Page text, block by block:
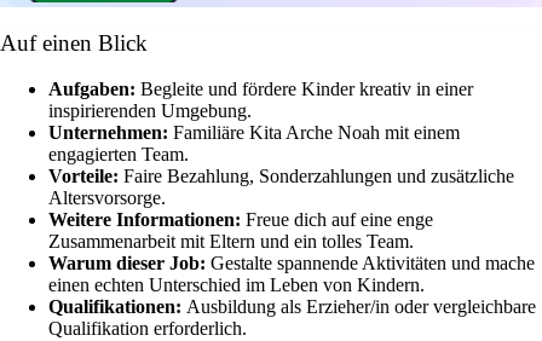
Auf einen Blick
Aufgaben: Begleite und fördere Kinder kreativ in einer
inspirierenden Umgebung.
Unternehmen: Familiäre Kita Arche Noah mit einem
engagierten Team.
Vorteile: Faire Bezahlung, Sonderzahlungen und zusätzliche
Altersvorsorge.
Weitere Informationen: Freue dich auf eine enge
Zusammenarbeit mit Eltern und ein tolles Team.
Warum dieser Job: Gestalte spannende Aktivitäten und mache
einen echten Unterschied im Leben von Kindern.
Qualifikationen: Ausbildung als Erzieher/in oder vergleichbare
Qualifikation erforderlich.